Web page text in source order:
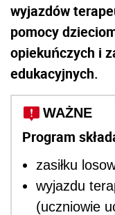
wyjazdów
pomocy
opiekuńczych i
edukacyjnych.
WAŻNE
Program
zasiłku
wyjazdu
(uczniowie